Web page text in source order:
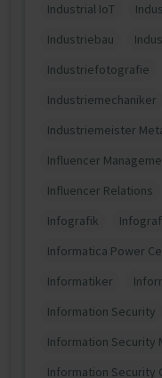
Industrial IoT
Industriebau
Industriefotografie
Industriemechaniker
Industriemeister
Influencer
Influencer Relations
Infografik
Informatica Power
Informatiker
Information Security
Information Security
Information Security